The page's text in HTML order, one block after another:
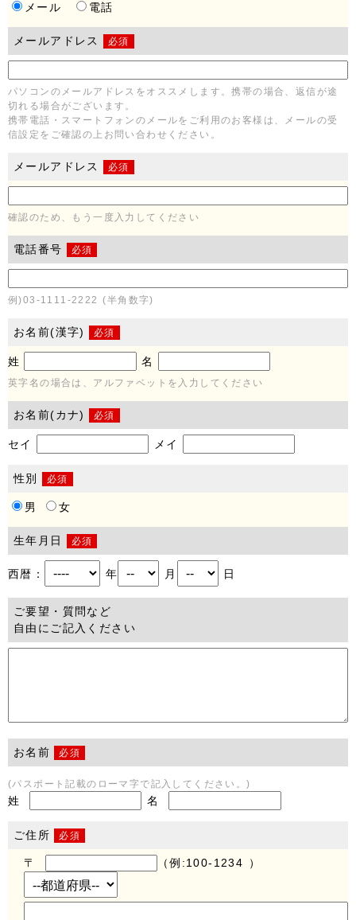
メール 電話
メールアドレス 必須
パソコンのメールアドレスをオススメします。携帯の場合、返信が途
切れる場合がございます。
携帯電話・スマートフォンのメールをご利用のお客様は、メールの受
信設定をご確認の上お問い合わせください。
メールアドレス 必須
確認のため、もう一度入力してください
電話番号 必須
例)03-1111-2222 (半角数字)
お名前(漢字) 必須
姓 名
英字名の場合は、アルファベットを入力してください
お名前(カナ) 必須
セイ メイ
性別 必須
男 女
生年月日 必須
西暦： 年 月 日
ご要望・質問など
自由にご記入ください
お名前 必須
(パスポート記載のローマ字で記入してください。)
姓 名
ご住所 必須
〒 （例:100-1234 ）